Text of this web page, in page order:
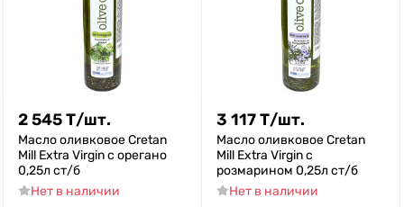
2 545Т/шт.
Масло оливковое Cretan
Mill Extra Virgin с орегано
0,25л ст/б
Нет в наличии
3 117Т/шт.
Масло оливковое Cretan
Mill Extra Virgin с
розмарином 0,25л ст/б
Нет в наличии